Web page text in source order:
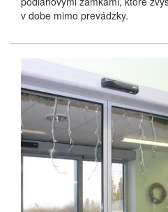
v dobe mimo prevádzky.